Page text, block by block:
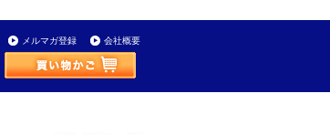
メルマガ登録 会社概要